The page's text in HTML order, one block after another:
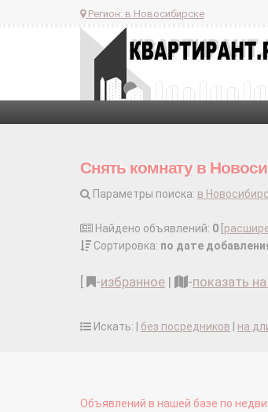
Регион: в Новосибирске
Снять комнату в
Параметры поиска: в
Найдено объявлений: 0
Сортировка: по дате
-избранное | -показать
Искать: | без посредников на
Объявлений в нашей базе по